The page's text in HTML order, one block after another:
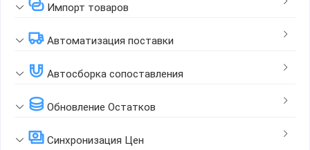
Импорт товаров
Автоматизация поставки
Автосборка сопоставления
Обновление Остатков
Синхронизация Цен